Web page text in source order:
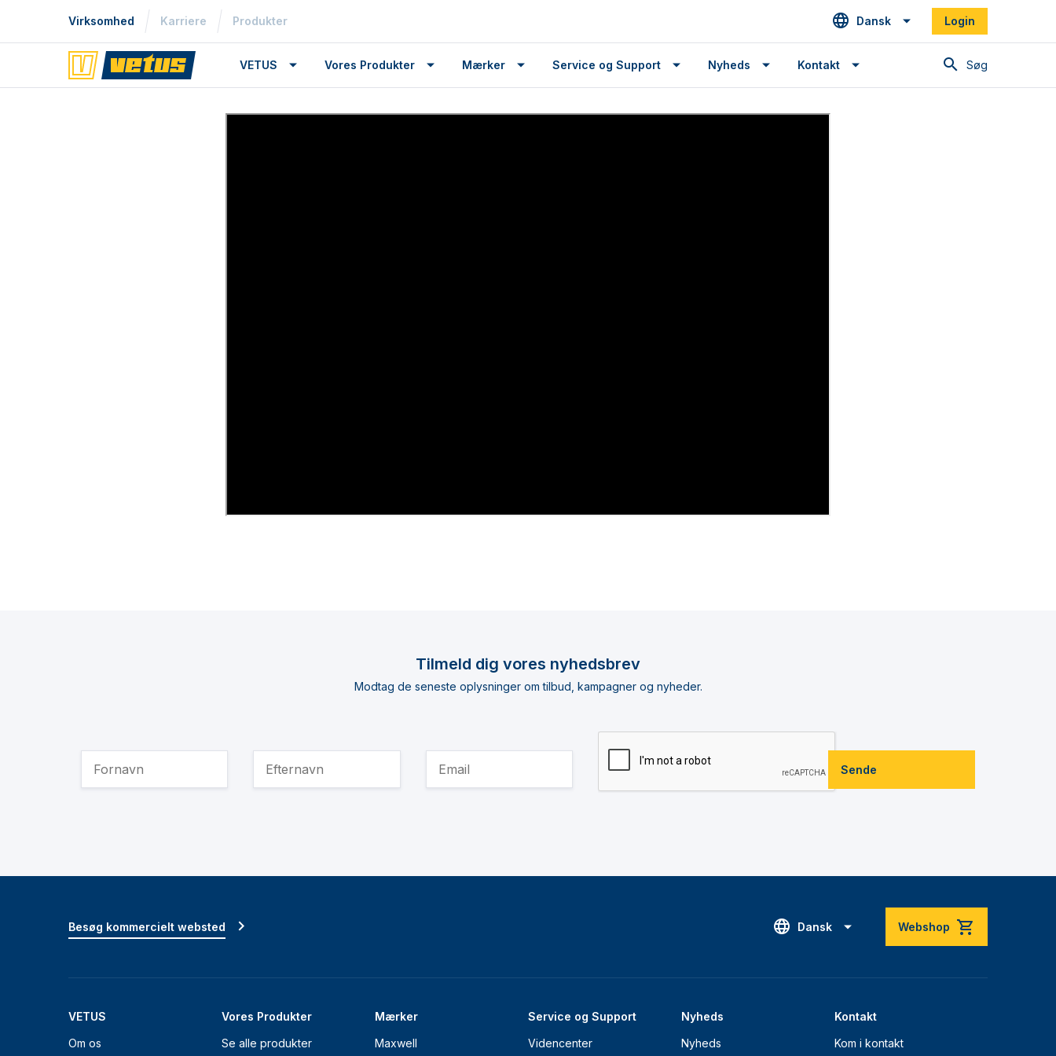
Virksomhed Karriere Produkter Dansk Login
Søg
VETUS Vores Produkter Mærker Service og Support Nyheds Kontakt
Tilmeld dig vores nyhedsbrev
Modtag de seneste oplysninger om tilbud, kampagner og nyheder.
Sende
Dansk Webshop
VETUS
Om os
Vores Produkter
Se alle produkter
Mærker
Maxwell
Service og Support
Videncenter
Nyheds
Nyheds
Kontakt
Kom i kontakt
Besøg kommercielt websted